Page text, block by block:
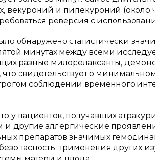
векуроний и пипекуроний (около
реверсия с
обнаружено статистически
минутах между всеми
разные милорелаксанты,
свидетельствует о
соблюдении временного
у пациенток, получавших
и другие аллергические
препаратов значимых
применения других